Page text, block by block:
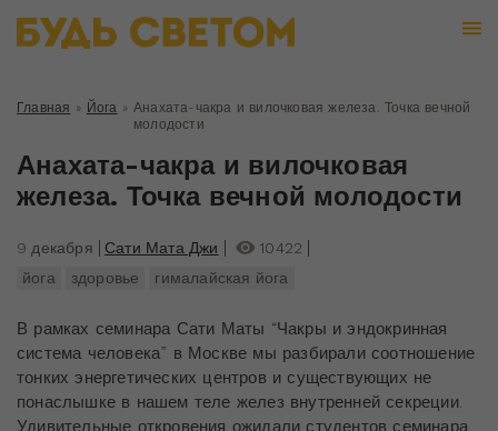
Главная » Йога » Анахата-чакра и вилочковая железа. Точка вечной
молодости
Анахата-чакра и вилочковая
железа. Точка вечной молодости
9 декабря Сати Мата Джи
10422
йога
здоровье гималайская йога
В рамках семинара Сати Маты “Чакры и эндокринная
система человека” в Москве мы разбирали соотношение
тонких энергетических центров и существующих не
понаслышке в нашем теле желез внутренней секреции.
Удивительные откровения ожидали студентов семинара,